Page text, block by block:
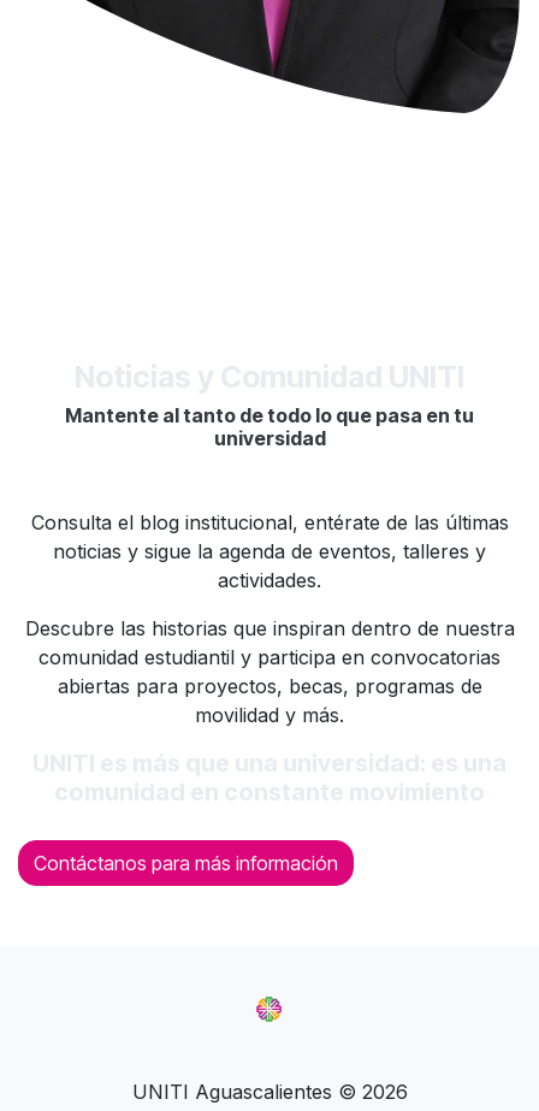
Contáctanos para más información
Mantente al tanto de todo lo que pasa en tu
universidad
Consulta el blog institucional, entérate de las últimas
noticias y sigue la agenda de eventos, talleres y
actividades.
Descubre las historias que inspiran dentro de nuestra
comunidad estudiantil y participa en convocatorias
abiertas para proyectos, becas, programas de
movilidad y más.
UNITI Aguascalientes © 2026